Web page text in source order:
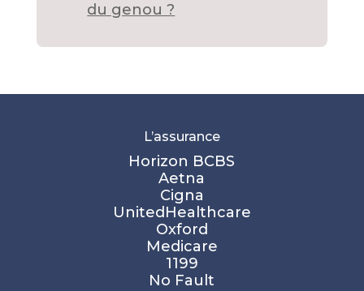
du genou ?
L’assurance
Horizon BCBS
Aetna
Cigna
UnitedHealthcare
Oxford
Medicare
1199
No Fault